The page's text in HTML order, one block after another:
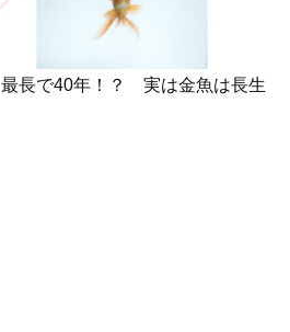
長で40年！？ 実は金魚は長生